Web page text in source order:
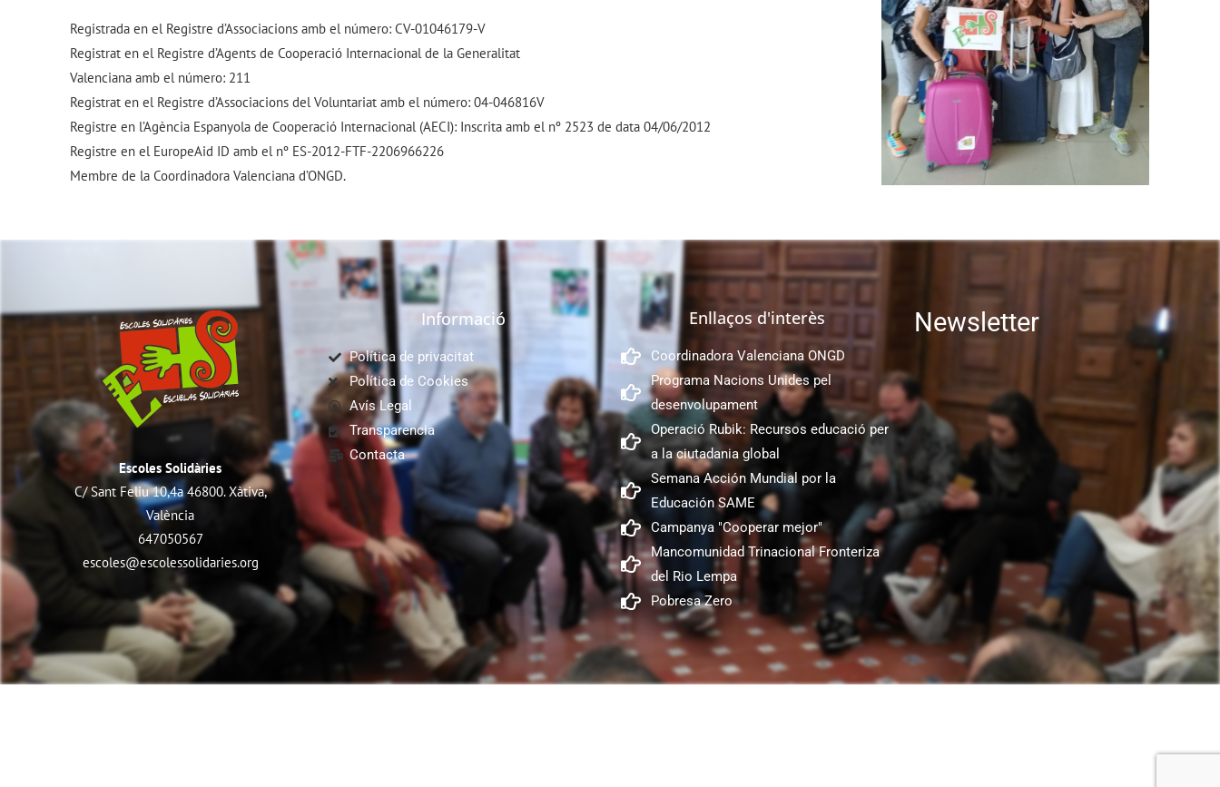
Registrada en el Registre d’Associacions amb el número: CV-01046179-V
Registrat en el Registre d’Agents de Cooperació Internacional de la Generalitat
Valenciana amb el número: 211
Registrat en el Registre d’Associacions del Voluntariat amb el número: 04-046816V
Registre en l’Agència Espanyola de Cooperació Internacional (AECI): Inscrita amb el nº 2523 de data 04/06/2012
Registre en el EuropeAid ID amb el nº ES-2012-FTF-2206966226
Membre de la Coordinadora Valenciana d’ONGD.
Escoles Solidàries
C/ Sant Feliu 10,4a 46800. Xàtiva,
València
647050567
escoles@escolessolidaries.org
Informació
Política de privacitat
Política de Cookies
Avís Legal
Transparencia
Contacta
Enllaços d'interès
Coordinadora Valenciana ONGD
Programa Nacions Unides pel
desenvolupament
Operació Rubik: Recursos educació per
a la ciutadania global
Semana Acción Mundial por la
Educación SAME
Campanya "Cooperar mejor"
Mancomunidad Trinacional Fronteriza
del Rio Lempa
Pobresa Zero
Newsletter